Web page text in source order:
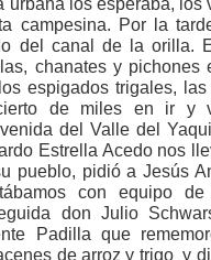
campesina. Por la
del canal de la orilla.
chanates y
espigados trigales,
de miles en ir y
del Valle del
Estrella Acedo nos
pueblo, pidió a Jesús
con equipo
don Julio
Padilla que
de arroz y trigo y